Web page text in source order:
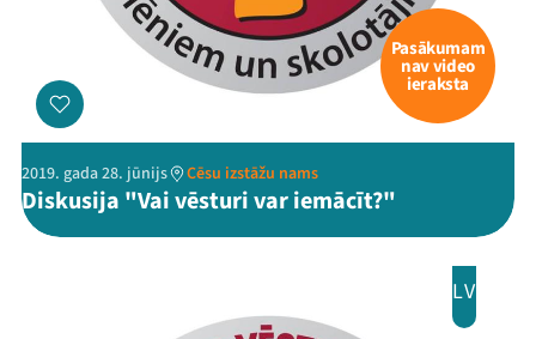
Pasākumam
nav video
ieraksta
2019. gada 28. jūnijs Cēsu izstāžu nams
Diskusija "Vai vēsturi var iemācīt?"
LV